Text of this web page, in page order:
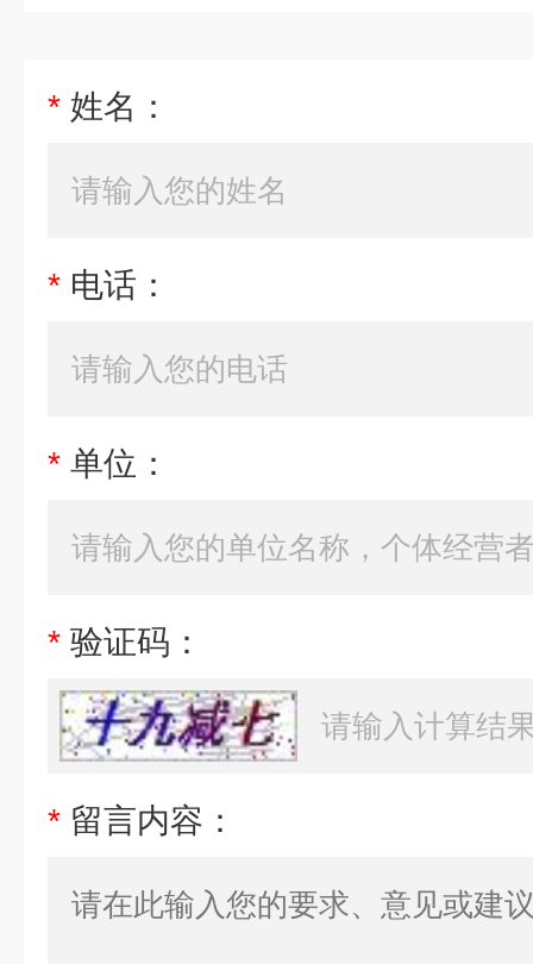
* 姓名：
* 电话：
* 单位：
* 验证码：
* 留言内容：